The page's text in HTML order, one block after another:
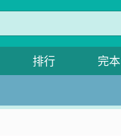
排行 完本